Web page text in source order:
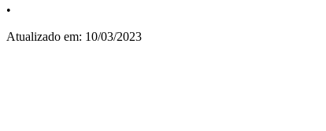
•
Atualizado em: 10/03/2023